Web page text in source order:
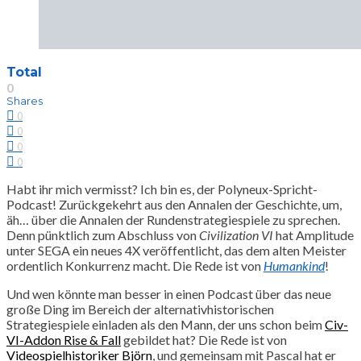
Total
0
Shares
0
0
0
0
Habt ihr mich vermisst? Ich bin es, der Polyneux-Spricht-
Podcast! Zurückgekehrt aus den Annalen der Geschichte, um,
äh… über die Annalen der Rundenstrategiespiele zu sprechen.
Denn pünktlich zum Abschluss vonCivilization VI hat Amplitude
unter SEGA ein neues 4X veröffentlicht, das dem alten Meister
ordentlich Konkurrenz macht. Die Rede ist von Humankind!
Und wen könnte man besser in einen Podcast über das neue
große Ding im Bereich der alternativhistorischen
Strategiespiele einladen als den Mann, der uns schon beimCiv-
VI-Addon Rise & Fallgebildet hat? Die Rede ist von
Videospielhistoriker Björn , und gemeinsam mit Pascal hat er